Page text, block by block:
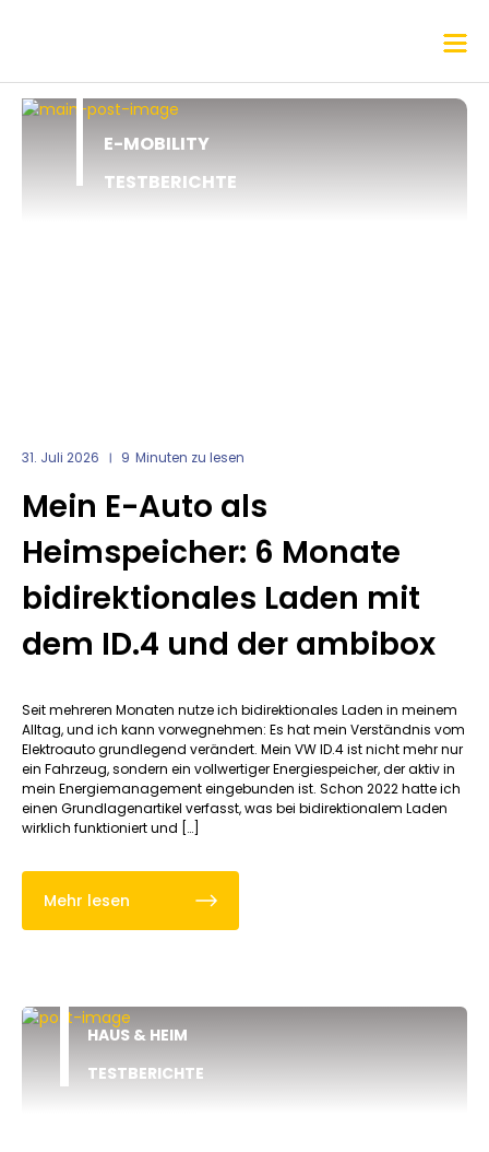
E-MOBILITY
TESTBERICHTE
31. Juli 2026 9 Minuten zu lesen
Mein E-Auto als
Heimspeicher: 6 Monate
bidirektionales Laden mit
dem ID.4 und der ambibox
Seit mehreren Monaten nutze ich bidirektionales Laden in meinem
Alltag, und ich kann vorwegnehmen: Es hat mein Verständnis vom
Elektroauto grundlegend verändert. Mein VW ID.4 ist nicht mehr nur
ein Fahrzeug, sondern ein vollwertiger Energiespeicher, der aktiv in
mein Energiemanagement eingebunden ist. Schon 2022 hatte ich
einen Grundlagenartikel verfasst, was bei bidirektionalem Laden
wirklich funktioniert und […]
Mehr lesen
HAUS & HEIM
TESTBERICHTE